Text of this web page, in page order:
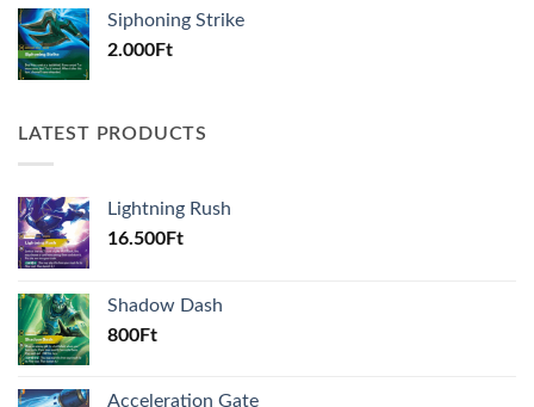
Siphoning Strike
2.000Ft
LATEST PRODUCTS
Lightning Rush
16.500Ft
Shadow Dash
800Ft
Acceleration Gate